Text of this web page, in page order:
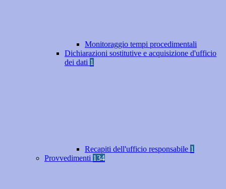
Monitoraggio tempi procedimentali
Dichiarazioni sostitutive e acquisizione d'ufficio
dei dati 1
Recapiti dell'ufficio responsabile 1
Provvedimenti 134